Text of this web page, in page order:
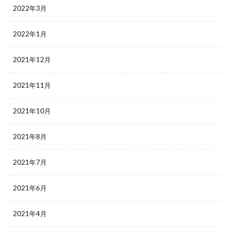
2022年3月
2022年1月
2021年12月
2021年11月
2021年10月
2021年8月
2021年7月
2021年6月
2021年4月